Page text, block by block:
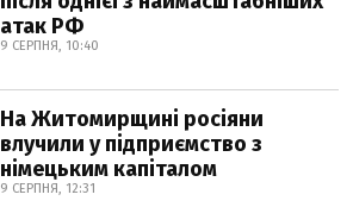
атак РФ
9 СЕРПНЯ, 10:40
На Житомирщині росіяни
влучили у підприємство з
німецьким капіталом
9 СЕРПНЯ, 12:31